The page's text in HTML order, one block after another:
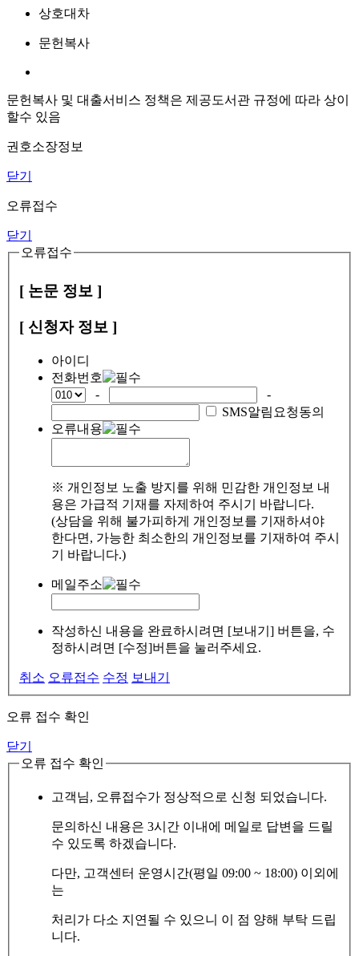
상호대차
문헌복사
문헌복사 및 대출서비스 정책은 제공도서관 규정에 따라 상이
할수 있음
권호소장정보
닫기
오류접수
닫기
오류접수
[ 논문 정보 ]
[ 신청자 정보 ]
아이디
전화번호
-
-
SMS알림요청동의
오류내용
※ 개인정보 노출 방지를 위해 민감한 개인정보 내
용은 가급적 기재를 자제하여 주시기 바랍니다.
(상담을 위해 불가피하게 개인정보를 기재하셔야
한다면, 가능한 최소한의 개인정보를 기재하여 주시
기 바랍니다.)
메일주소
작성하신 내용을 완료하시려면 [보내기] 버튼을, 수
정하시려면 [수정]버튼을 눌러주세요.
취소 오류접수 수정 보내기
오류 접수 확인
닫기
오류 접수 확인
고객님, 오류접수가 정상적으로 신청 되었습니다.
문의하신 내용은 3시간 이내에 메일로 답변을 드릴
수 있도록 하겠습니다.
다만, 고객센터 운영시간(평일 09:00 ~ 18:00) 이외에
는
처리가 다소 지연될 수 있으니 이 점 양해 부탁 드립
니다.